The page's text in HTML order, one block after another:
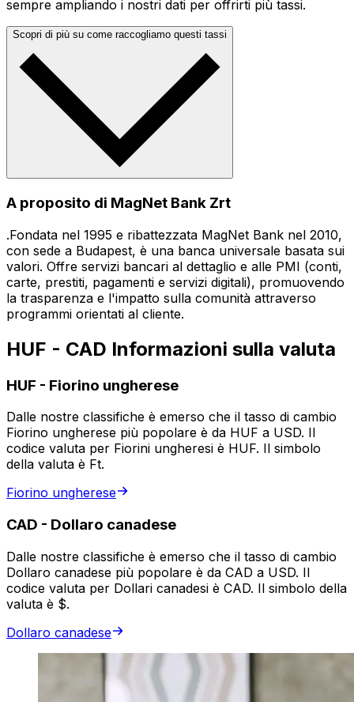
sempre ampliando i nostri dati per offrirti più tassi.
Scopri di più su come raccogliamo questi tassi
A proposito di MagNet Bank Zrt
.Fondata nel 1995 e ribattezzata MagNet Bank nel 2010,
con sede a Budapest, è una banca universale basata sui
valori. Offre servizi bancari al dettaglio e alle PMI (conti,
carte, prestiti, pagamenti e servizi digitali), promuovendo
la trasparenza e l'impatto sulla comunità attraverso
programmi orientati al cliente.
HUF - CAD Informazioni sulla valuta
HUF - Fiorino ungherese
Dalle nostre classifiche è emerso che il tasso di cambio
Fiorino ungherese più popolare è da HUF a USD. Il
codice valuta per Fiorini ungheresi è HUF. Il simbolo
della valuta è Ft.
Fiorino ungherese
CAD - Dollaro canadese
Dalle nostre classifiche è emerso che il tasso di cambio
Dollaro canadese più popolare è da CAD a USD. Il
codice valuta per Dollari canadesi è CAD. Il simbolo della
valuta è $.
Dollaro canadese